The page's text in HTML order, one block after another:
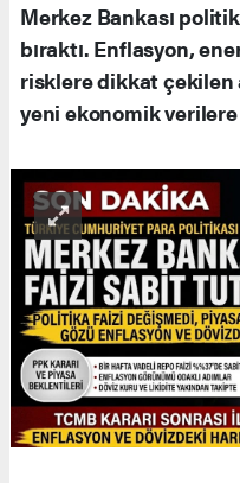
Merkez Bankası
bıraktı. Enflasyon,
risklere dikkat çekilen
yeni ekonomik verilere